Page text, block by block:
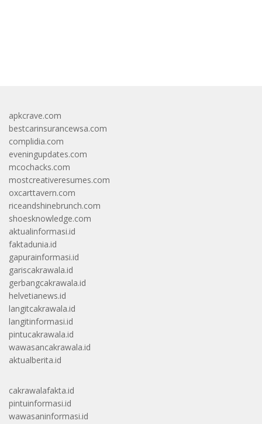
apkcrave.com
bestcarinsurancewsa.com
complidia.com
eveningupdates.com
mcochacks.com
mostcreativeresumes.com
oxcarttavern.com
riceandshinebrunch.com
shoesknowledge.com
aktualinformasi.id
faktadunia.id
gapurainformasi.id
gariscakrawala.id
gerbangcakrawala.id
helvetianews.id
langitcakrawala.id
langitinformasi.id
pintucakrawala.id
wawasancakrawala.id
aktualberita.id
cakrawalafakta.id
pintuinformasi.id
wawasaninformasi.id